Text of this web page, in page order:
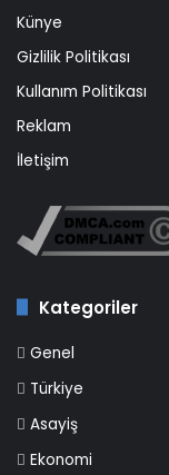
Künye
Gizlilik Politikası
Kullanım Politikası
Reklam
İletişim
Kategoriler
Genel
Türkiye
Asayiş
Ekonomi